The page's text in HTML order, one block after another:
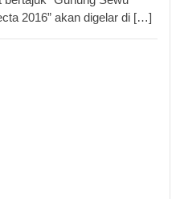
2016” akan digelar di […]